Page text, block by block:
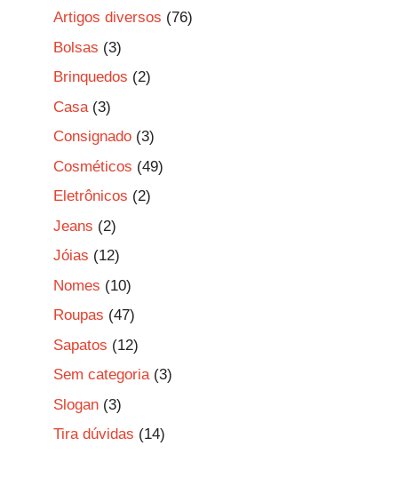
Artigos diversos (76)
Bolsas (3)
Brinquedos (2)
Casa (3)
Consignado (3)
Cosméticos (49)
Eletrônicos (2)
Jeans (2)
Jóias (12)
Nomes (10)
Roupas (47)
Sapatos (12)
Sem categoria(3)
Slogan (3)
Tira dúvidas (14)